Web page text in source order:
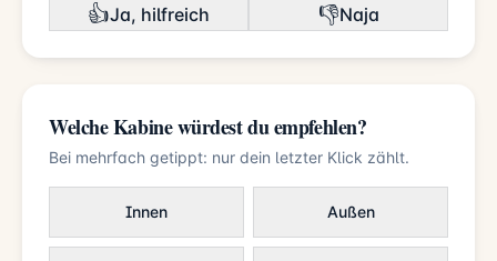
👍Ja, hilfreich 👎Naja
Welche Kabine würdest du empfehlen?
Bei mehrfach getippt: nur dein letzter Klick zählt.
Innen Außen